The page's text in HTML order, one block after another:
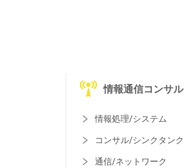
情報通信コンサル
情報処理/システム
コンサル/シンクタンク
通信/ネットワーク